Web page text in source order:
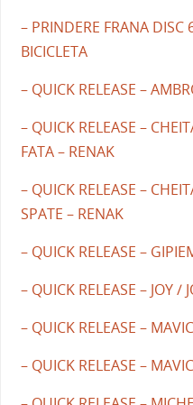
– PRINDERE FRANA DISC
BICICLETA
– QUICK RELEASE –
– QUICK RELEASE –
FATA – RENAK
– QUICK RELEASE –
SPATE – RENAK
– QUICK RELEASE –
– QUICK RELEASE – JOY /
– QUICK RELEASE – MAVIC
– QUICK RELEASE –